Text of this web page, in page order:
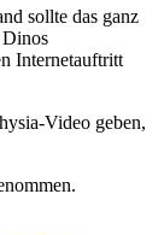
sollte das ganz
Dinos
Internetauftritt
Video geben,